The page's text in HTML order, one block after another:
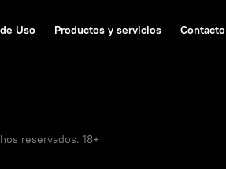
Uso Productos y servicios Contacto
reservados. 18+